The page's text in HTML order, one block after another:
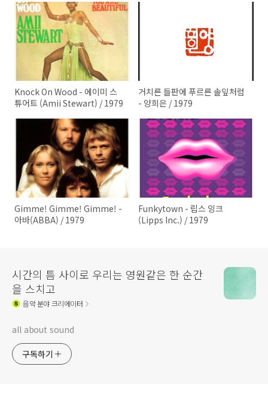
Knock On Wood - 에이미 스
튜어트 (Amii Stewart) / 1979
거치른 들판에 푸르른 솔잎처럼
- 양희은 / 1979
Gimme! Gimme! Gimme! -
아바(ABBA) / 1979
Funkytown - 립스 잉크
(Lipps Inc.) / 1979
시간의 틈 사이로 우리는 영원같은 한 순간
을 스치고
음악분야 크리에이터
all about sound
구독하기